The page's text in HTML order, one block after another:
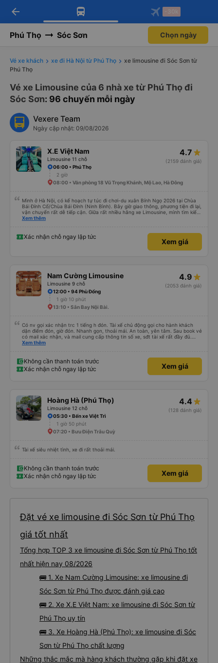
Tải app Vexere ngay!
Nhận ưu đãi thành viên độc
Mở app
Tải app Vexere
-30k/ghế khi đặt vé máy bay qua
Mở app
arrow_back -30k
Phú Thọ Sóc Sơn Chọn ngày
Vé xe khách xe đi Hà Nội từ Phú Thọ
xe limousine đi Sóc Sơn từ
Phú Thọ
Vé xe Limousine của 6 nhà xe từ Phú Thọ đi
Sóc Sơn: 96 chuyến mỗi ngày
Vexere Team
Ngày cập nhật: 09/08/2026
X.E Việt Nam
Limousine 11 chỗ
4.7
(2159 đánh giá)
06:00 • Phú Thọ
2 giờ
08:00 • Văn phòng 18 Vũ Trọng Khánh, Mộ Lao, Hà Đông
Mình ở Hà Nội, có kế hoạch tự túc đi chơi-du xuân Bính Ngọ 2026 tại Chùa
Bái Đính Cổ/Chùa Bái Đính (Ninh Bình). Bây giờ giao thông, phương tiện đi lại,
vận chuyển rất dễ tiếp cận. Giữa rất nhiều hãng xe Limousine, mình tìm kiếm
trên Vexere và chốt được lịch phù hợp với hãng xe X.E Việt Nam. Giá vé lượt
phường Hoa Lư đến Chùa Bái Đính, phường Tây Hoa Lư khoảng cách là
~20km, hãng nhiệt tình đưa đón dù chỉ là 1 người, đưa đón 2 chiều bằng xe
trung chuyển với khoảng cách tổng là 40km mà phí thu thêm chỉ có
Xem thêm
Xác nhận chỗ ngay lập tức
Xem giá
Nam Cường Limousine
Limousine 9 chỗ
4.9
(2053 đánh giá)
12:00 • 94 Phù Đổng
1 giờ 10 phút
13:10 • Sân Bay Nội Bài.
Có nv gọi xác nhận trc 1 tiếng h đón. Tài xế chủ động gọi cho hành khách
dặn điểm đón, giờ đón. Nhanh gọn, thoải mái. An toàn, yên tâm. Sau book vé
có mail xác nhận, và mail cung cấp thông tin số xe, sđt tài xế rất đầy đủ.
Mình khá hài lòng và yên tâm.
Xem thêm
Không cần thanh toán trước
Xác nhận chỗ ngay lập tức
Xem giá
Hoàng Hà (Phú Thọ)
Limousine 12 chỗ
4.4
(128 đánh giá)
05:30 • Bến xe Việt Trì
1 giờ 50 phút
07:20 • Bưu Điện Trâu Quỳ
Tài xế siêu nhiệt tình, xe đi rất thoải mái.
Không cần thanh toán trước
Xác nhận chỗ ngay lập tức
Xem giá
Đặt vé xe limousine đi Sóc Sơn từ Phú Thọ
giá tốt nhất
Tổng hợp TOP 3 xe limousine đi Sóc Sơn từ Phú Thọ tốt
nhất hiện nay 08/2026
🚌 1. Xe Nam Cường Limousine: xe limousine đi
Sóc Sơn từ Phú Thọ được đánh giá cao
🚌 2. Xe X.E Việt Nam: xe limousine đi Sóc Sơn từ
Phú Thọ uy tín
🚌 3. Xe Hoàng Hà (Phú Thọ): xe limousine đi Sóc
Sơn từ Phú Thọ chất lượng
Những thắc mắc mà hàng khách thường gặp khi đặt xe